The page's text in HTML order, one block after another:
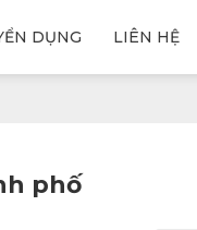
DỤNG LIÊN HỆ
phố